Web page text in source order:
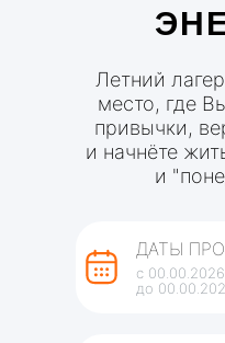
Летний
место, где
привычки,
и начнёте
и
ДАТЫ
с 00.00.2026
до